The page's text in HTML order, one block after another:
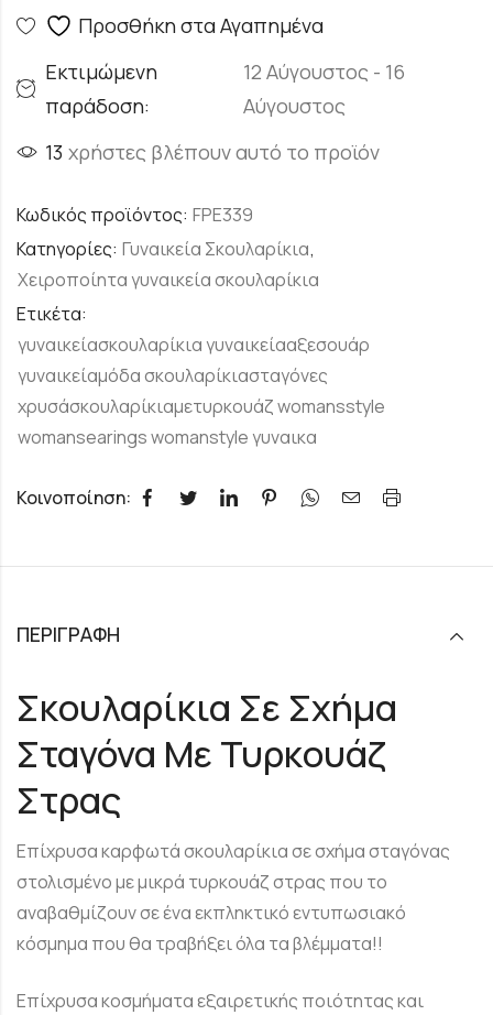
Προσθήκη στα Αγαπημένα
Εκτιμώμενη
παράδοση:
12 Αύγουστος - 16
Αύγουστος
13 χρήστες βλέπουν αυτό το προϊόν
Κωδικός προϊόντος: FPE339
Κατηγορίες: Γυναικεία Σκουλαρίκια,
Χειροποίητα γυναικεία σκουλαρίκια
Ετικέτα:
γυναικείασκουλαρίκια γυναικείααξεσουάρ
γυναικείαμόδα σκουλαρίκιασταγόνες
χρυσάσκουλαρίκιαμετυρκουάζ womansstyle
womansearings womanstyle γυναικα
Κοινοποίηση:
ΠΕΡΙΓΡΑΦΉ
Σκουλαρίκια Σε Σχήμα
Σταγόνα Με Τυρκουάζ
Στρας
Επίχρυσα καρφωτά σκουλαρίκια σε σχήμα σταγόνας
στολισμένο με μικρά τυρκουάζ στρας που το
αναβαθμίζουν σε ένα εκπληκτικό εντυπωσιακό
κόσμημα που θα τραβήξει όλα τα βλέμματα!!
Επίχρυσα κοσμήματα εξαιρετικής ποιότητας και